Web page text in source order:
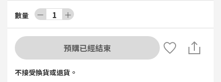
數量 － 1 ＋
預購已經結束
不接受換貨或退貨。